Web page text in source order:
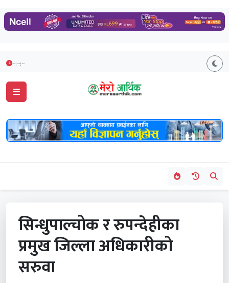
--:--:--
सिन्धुपाल्चोक र रुपन्देहीका
प्रमुख जिल्ला अधिकारीको
सरुवा